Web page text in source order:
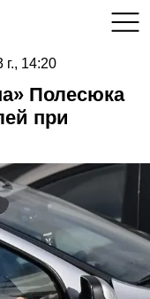
14:20
Полесюка
при